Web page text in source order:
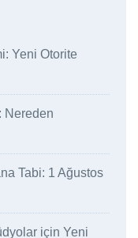
Yeni Otorite
Nereden
Tabi: 1 Ağustos
için Yeni